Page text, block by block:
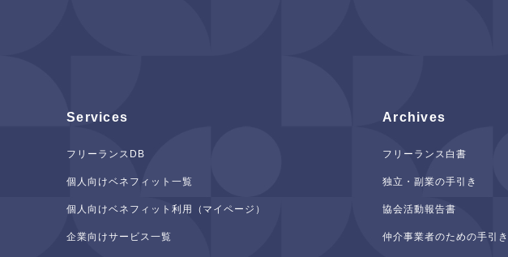
Services
フリーランスDB
個人向けベネフィット一覧
個人向けベネフィット利用（マイページ）
企業向けサービス一覧
Archives
フリーランス白書
独立・副業の手引き
協会活動報告書
仲介事業者のための手引き